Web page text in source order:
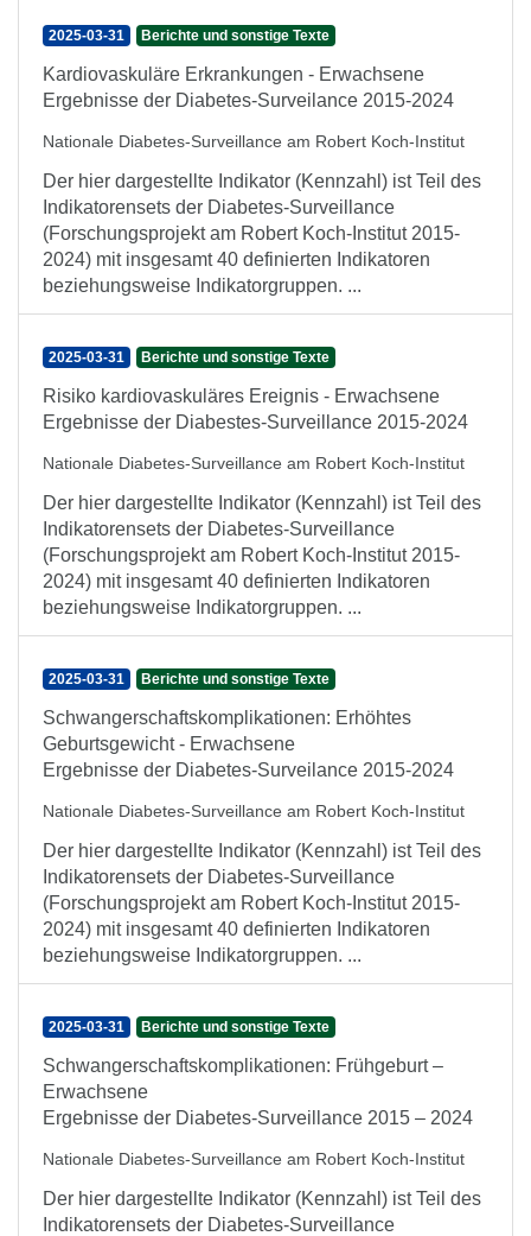
2025-03-31 Berichte und sonstige Texte
Kardiovaskuläre Erkrankungen - Erwachsene
Ergebnisse der Diabetes-Surveilance 2015-2024
Nationale Diabetes-Surveillance am Robert Koch-Institut
Der hier dargestellte Indikator (Kennzahl) ist Teil des
Indikatorensets der Diabetes-Surveillance
(Forschungsprojekt am Robert Koch-Institut 2015-
2024) mit insgesamt 40 definierten Indikatoren
beziehungsweise Indikatorgruppen. ...
2025-03-31 Berichte und sonstige Texte
Risiko kardiovaskuläres Ereignis - Erwachsene
Ergebnisse der Diabestes-Surveillance 2015-2024
Nationale Diabetes-Surveillance am Robert Koch-Institut
Der hier dargestellte Indikator (Kennzahl) ist Teil des
Indikatorensets der Diabetes-Surveillance
(Forschungsprojekt am Robert Koch-Institut 2015-
2024) mit insgesamt 40 definierten Indikatoren
beziehungsweise Indikatorgruppen. ...
2025-03-31 Berichte und sonstige Texte
Schwangerschaftskomplikationen: Erhöhtes
Geburtsgewicht - Erwachsene
Ergebnisse der Diabetes-Surveilance 2015-2024
Nationale Diabetes-Surveillance am Robert Koch-Institut
Der hier dargestellte Indikator (Kennzahl) ist Teil des
Indikatorensets der Diabetes-Surveillance
(Forschungsprojekt am Robert Koch-Institut 2015-
2024) mit insgesamt 40 definierten Indikatoren
beziehungsweise Indikatorgruppen. ...
2025-03-31 Berichte und sonstige Texte
Schwangerschaftskomplikationen: Frühgeburt –
Erwachsene
Ergebnisse der Diabetes-Surveillance 2015 – 2024
Nationale Diabetes-Surveillance am Robert Koch-Institut
Der hier dargestellte Indikator (Kennzahl) ist Teil des
Indikatorensets der Diabetes-Surveillance